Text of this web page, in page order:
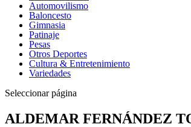
Automovilismo
Baloncesto
Gimnasia
Patinaje
Pesas
Otros Deportes
Cultura & Entretenimiento
Variedades
Seleccionar página
ALDEMAR FERNÁNDEZ